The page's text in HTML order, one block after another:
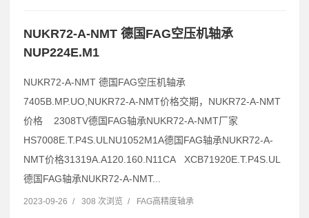
NUKR72-A-NMT 德国FAG空压机轴承
NUP224E.M1
NUKR72-A-NMT 德国FAG空压机轴承
7405B.MP.UO,NUKR72-A-NMT价格交期，NUKR72-A-NMT
价格 2308TV德国FAG轴承NUKR72-A-NMT厂家
HS7008E.T.P4S.ULNU1052M1A德国FAG轴承NUKR72-A-
NMT价格31319A.A120.160.N11CA XCB71920E.T.P4S.UL
德国FAG轴承NUKR72-A-NMT...
2023-09-26 / 308 次浏览 / FAG高精度轴承